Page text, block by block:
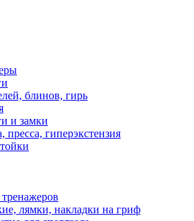
блинов, гирь
и замки
гиперэкстензия
лямки, накладки на гриф